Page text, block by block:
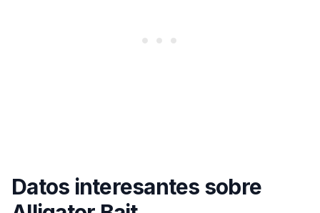
Datos interesantes sobre